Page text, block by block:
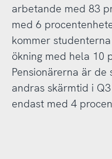
arbetande med 83
med 6
kommer
ökning med hela 10
Pensionärerna är de
andras skärmtid i
endast med 4